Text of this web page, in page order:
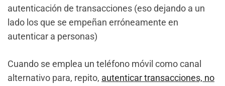
autenticación de transacciones (eso dejando a un
lado los que se empeñan erróneamente en
autenticar a personas)
Cuando se emplea un teléfono móvil como canal
alternativo para, repito, autenticar transacciones, no